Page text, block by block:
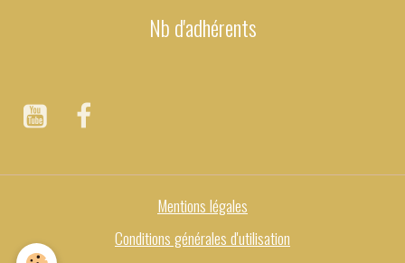
Nb d'adhérents
Mentions légales
Conditions générales d'utilisation